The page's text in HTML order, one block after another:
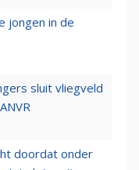
jongen in de
sluit vliegveld
doordat onder